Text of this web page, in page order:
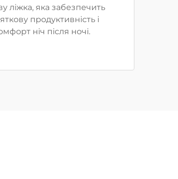
ліжка, яка забезпечить
продуктивність і
ніч після ночі.